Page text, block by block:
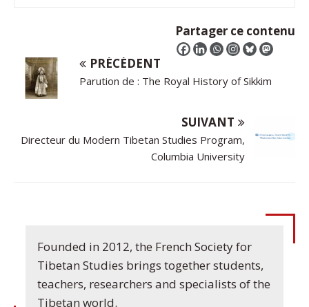
Partager ce contenu
PRÉCÉDENT
Parution de : The Royal History of Sikkim
SUIVANT
Directeur du Modern Tibetan Studies Program,
Columbia University
Founded in 2012, the French Society for
Tibetan Studies brings together students,
teachers, researchers and specialists of the
Tibetan world.